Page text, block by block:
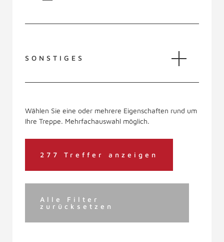
SONSTIGES
Wählen Sie eine oder mehrere Eigenschaften rund um
Ihre Treppe. Mehrfachauswahl möglich.
277 Treffer anzeigen
Alle Filter
zurücksetzen